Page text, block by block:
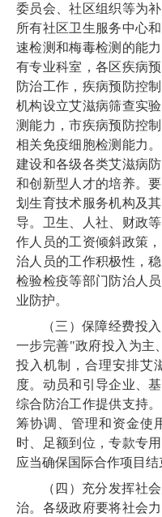
委员会、社区组织等为
所有社区卫生服务中心
速检测和梅毒检测的能
有专业科室，各区疾病
防治工作，疾病预防控
机构设立艾滋病筛查实
测能力，市疾病预防控
相关免疫细胞检测能力
建设和各级各类艾滋病
和创新型人才的培养。
划生育技术服务机构及
导。卫生、人社、财政
作人员的工资倾斜政策
治人员的工作积极性，
检验检疫等部门防治人
业防护。
（三）保障经费投
一步完善"政府投入为主
投入机制，合理安排艾
度。动员和引导企业、
综合防治工作提供支持
筹协调、管理和资金使
时、足额到位，专款专
应当确保国际合作项目结
（四）充分发挥社
治。各级政府要将社会